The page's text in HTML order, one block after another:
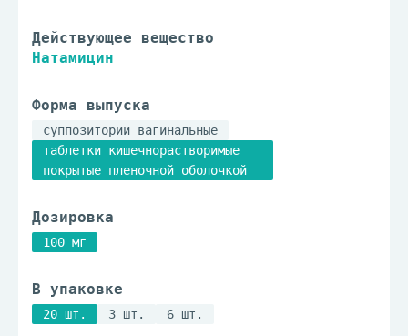
Действующее вещество
Натамицин
Форма выпуска
суппозитории вагинальные
таблетки кишечнорастворимые
покрытые пленочной оболочкой
Дозировка
100 мг
В упаковке
20 шт. 3 шт. 6 шт.